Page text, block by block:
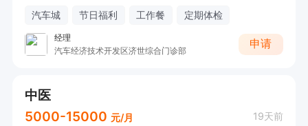
汽车城 节日福利 工作餐 定期体检
经理
汽车经济技术开发区济世综合门诊部
申请
中医
5000-15000 元/月 19天前